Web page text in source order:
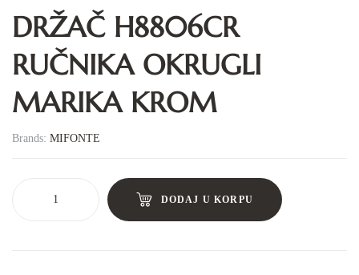
DRŽAČ H8806CR
RUČNIKA OKRUGLI
MARIKA KROM
Brands: MIFONTE
DODAJ U KORPU